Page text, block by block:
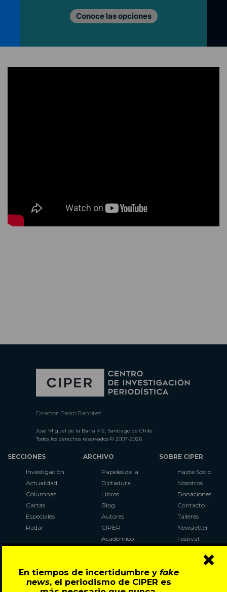
En tiempos de incertidumbre y fake
news, el periodismo de CIPER es
×
Conoce las opciones
Director: Pedro Ramírez
José Miguel de la Barra 412, Santiago de Chile
Todos los derechos reservados © 2007-2026
SECCIONES
Investigación
Actualidad
Columnas
Cartas
Especiales
Radar
ARCHIVO
Papeles de la
Dictadura
Libros
Blog
Autores
CIPER
Académico
Al Plebiscito
con CIPER
SOBRE CIPER
Hazte Socio
Nosotros
Donaciones
Contacto
Talleres
Newsletter
Festival